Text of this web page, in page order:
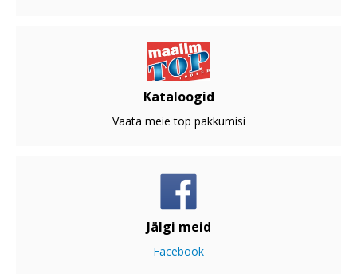
Kataloogid
Vaata meie top pakkumisi
Jälgi meid
Facebook